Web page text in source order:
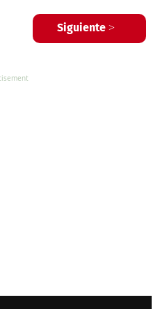
Siguiente >